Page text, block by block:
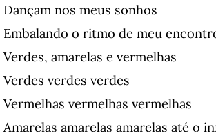
Dançam nos meus sonhos
Embalando o ritmo de meu
Verdes, amarelas e vermelhas
Verdes verdes verdes
Vermelhas vermelhas vermelhas
Amarelas amarelas amarelas até o